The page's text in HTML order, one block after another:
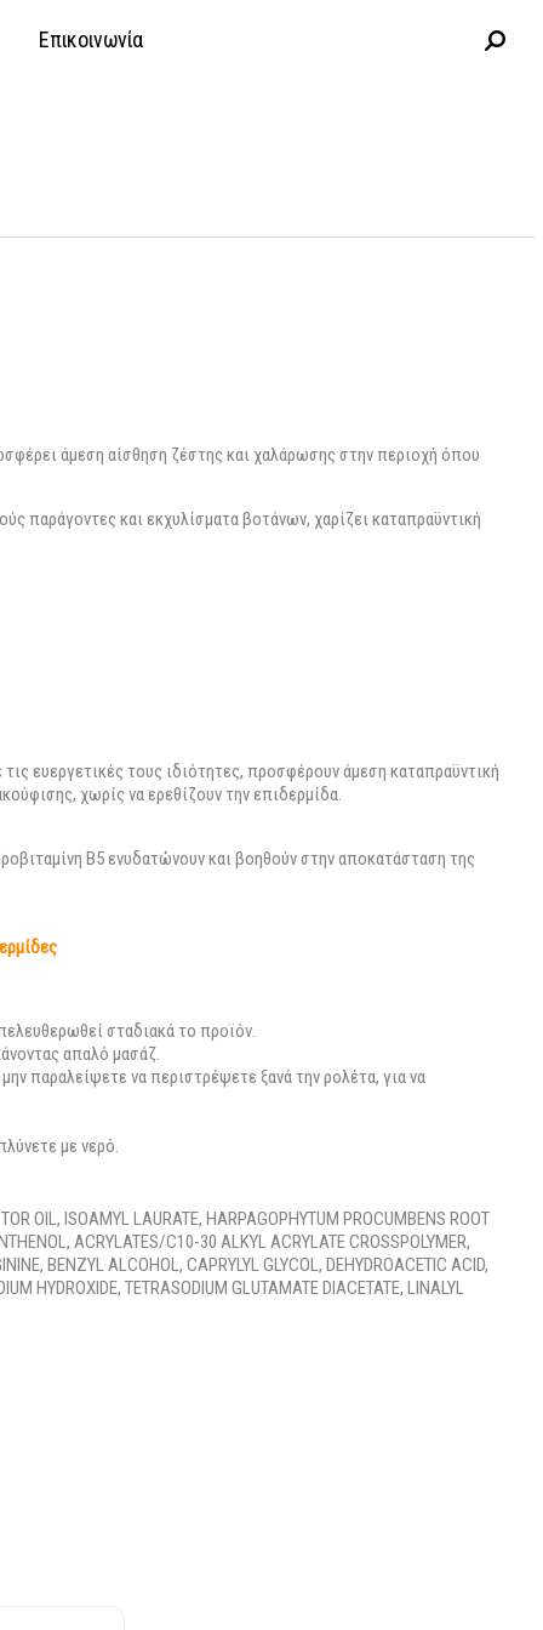
Επικοινωνία
άμεση αίσθηση ζέστης και χαλάρωσης στην περιοχή όπου
παράγοντες και εκχυλίσματα βοτάνων, χαρίζει καταπραϋντική
ευεργετικές τους ιδιότητες, προσφέρουν άμεση καταπραϋντική
χωρίς να ερεθίζουν την επιδερμίδα.
Β5 ενυδατώνουν και βοηθούν στην αποκατάσταση της
σταδιακά το προϊόν.
απαλό μασάζ.
παραλείψετε να περιστρέψετε ξανά την ρολέτα, για να
με νερό.
OIL, ISOAMYL LAURATE, HARPAGOPHYTUM PROCUMBENS ROOT
ACRYLATES/C10-30 ALKYL ACRYLATE CROSSPOLYMER,
BENZYL ALCOHOL, CAPRYLYL GLYCOL, DEHYDROACETIC ACID,
HYDROXIDE, TETRASODIUM GLUTAMATE DIACETATE, LINALYL